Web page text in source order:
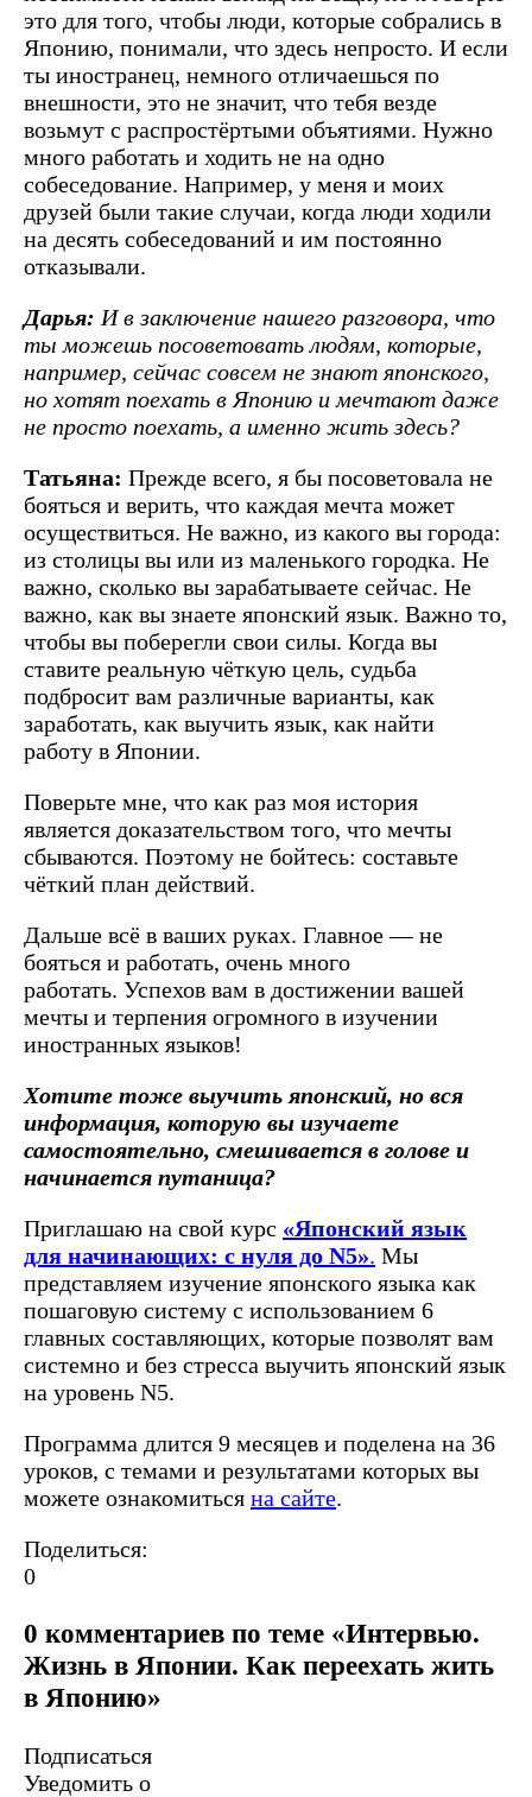
это для того, чтобы люди, которые собрались в
Японию, понимали, что здесь непросто. И если
ты иностранец, немного отличаешься по
внешности, это не значит, что тебя везде
возьмут с распростёртыми объятиями. Нужно
много работать и ходить не на одно
собеседование. Например, у меня и моих
друзей были такие случаи, когда люди ходили
на десять собеседований и им постоянно
отказывали.
Дарья: И в заключение нашего разговора, что
ты можешь посоветовать людям, которые,
например, сейчас совсем не знают японского,
но хотят поехать в Японию и мечтают даже
не просто поехать, а именно жить здесь?
Татьяна: Прежде всего, я бы посоветовала не
бояться и верить, что каждая мечта может
осуществиться. Не важно, из какого вы города:
из столицы вы или из маленького городка. Не
важно, сколько вы зарабатываете сейчас. Не
важно, как вы знаете японский язык. Важно то,
чтобы вы поберегли свои силы. Когда вы
ставите реальную чёткую цель, судьба
подбросит вам различные варианты, как
заработать, как выучить язык, как найти
работу в Японии.
Поверьте мне, что как раз моя история
является доказательством того, что мечты
сбываются. Поэтому не бойтесь: составьте
чёткий план действий.
Дальше всё в ваших руках. Главное — не
бояться и работать, очень много
работать. Успехов вам в достижении вашей
мечты и терпения огромного в изучении
иностранных языков!
Хотите тоже выучить японский, но вся
информация, которую вы изучаете
самостоятельно, смешивается в голове и
начинается путаница?
Приглашаю на свой курс «Японский язык
для начинающих: с нуля до N5». Мы
представляем изучение японского языка как
пошаговую систему с использованием 6
главных составляющих, которые позволят вам
системно и без стресса выучить японский язык
на уровень N5.
Программа длится 9 месяцев и поделена на 36
уроков, с темами и результатами которых вы
можете ознакомиться на сайте.
Поделиться:
0
0 комментариев по теме «Интервью.
Жизнь в Японии. Как переехать жить
в Японию»
Подписаться
Уведомить о